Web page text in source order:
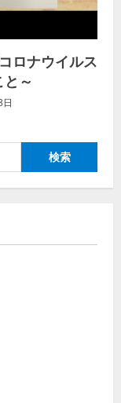
ロナウイルス
～